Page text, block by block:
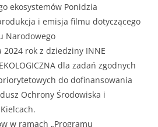
ekosystemów Ponidzia
i emisja filmu dotyczącego
Narodowego
rok z dziedziny INNE
dla zadań zgodnych
do dofinansowania
Ochrony Środowiska i
w ramach „Programu